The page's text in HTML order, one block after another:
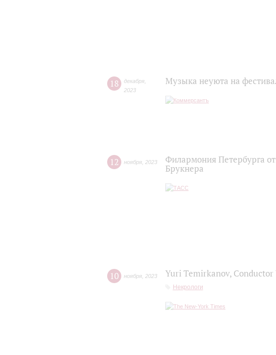
18 декабря
2023
Музыка неуюта на
12 ноября 2023
Филармония Петербурга
Брукнера
10 ноября 2023 Yuri Temirkanov, Conductor
Некрологи